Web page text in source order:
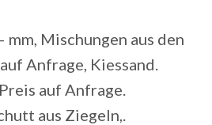
mm, Mischungen aus den
Anfrage, Kiessand.
auf Anfrage.
aus Ziegeln,.